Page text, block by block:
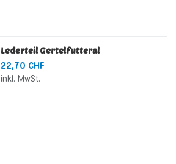
Lederteil Gertelfutteral
22,70 CHF
inkl. MwSt.